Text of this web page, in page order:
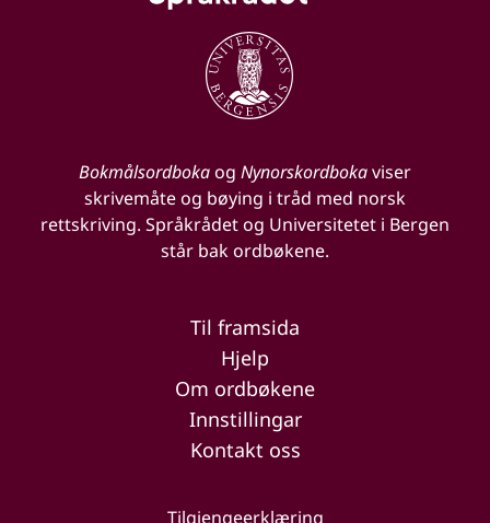
Bokmålsordbokaog Nynorskordbokaviser
skrivemåte og bøying i tråd med norsk
rettskriving. Språkrådet og Universitetet i Bergen
står bak ordbøkene.
Til framsida
Hjelp
Om ordbøkene
Innstillingar
Kontakt oss
Tilgjengeerklæring